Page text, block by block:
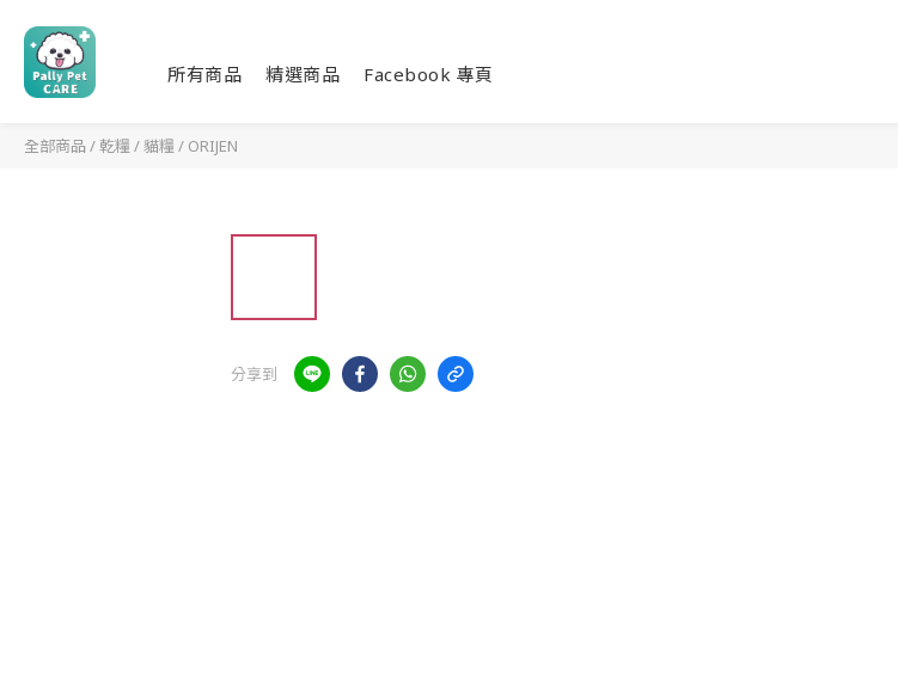
所有商品 精選商品 Facebook 專頁
全部商品 /乾糧 /貓糧 / ORIJEN
分享到